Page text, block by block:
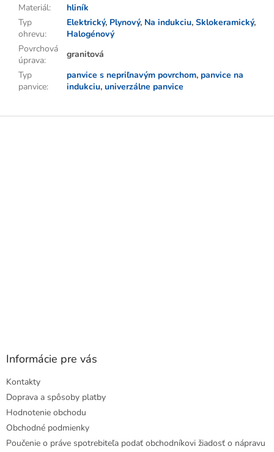
Materiál:
hliník
Typ
ohrevu:
Elektrický, Plynový, Na indukciu, Sklokeramický,
Halogénový
Povrchová
úprava:
granitová
Typ
panvice:
panvice s nepriľnavým povrchom, panvice na
indukciu, univerzálne panvice
Z
Informácie pre vás
Kontakty
Doprava a spôsoby platby
Hodnotenie obchodu
Obchodné podmienky
Poučenie o práve spotrebiteľa podať obchodníkovi žiadosť o nápravu